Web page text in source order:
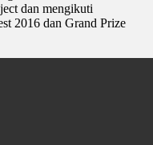
dan mengikuti
2016 dan Grand Prize